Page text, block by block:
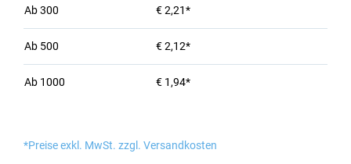
Ab300 € 2,21*
Ab 500 € 2,12*
Ab 1000 € 1,94*
*Preise exkl. MwSt. zzgl. Versandkosten